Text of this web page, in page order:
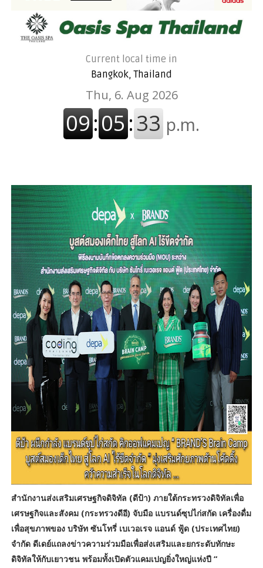
Current local time in
Bangkok, Thailand
สำนักงานส่งเสริมเศรษฐกิจดิจิทัล (ดีป้า) ภายใต้กระทรวงดิจิทัลเพื่อ
เศรษฐกิจและสังคม (กระทรวงดีอี) จับมือ แบรนด์ซุปไก่สกัด เครื่องดื่ม
เพื่อสุขภาพของ บริษัท ซันโทรี่ เบเวอเรจ แอนด์ ฟู้ด (ประเทศไทย)
จำกัด ดีเดย์แถลงข่าวความร่วมมือเพื่อส่งเสริมและยกระดับทักษะ
ดิจิทัลให้กับเยาวชน พร้อมทั้งเปิดตัวแคมเปญยิ่งใหญ่แห่งปี “